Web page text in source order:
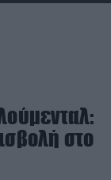
στο